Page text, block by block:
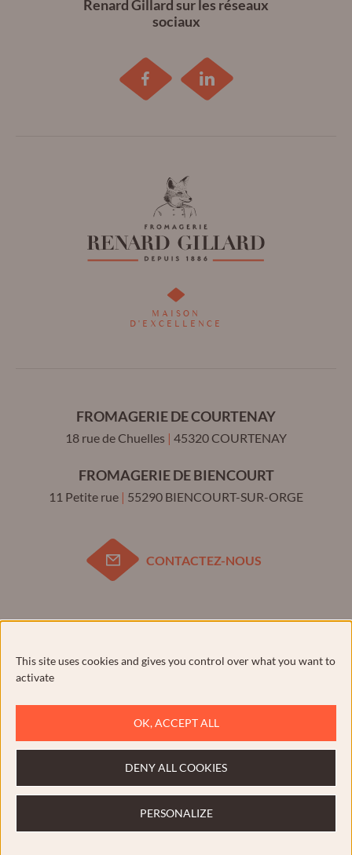
Renard Gillard sur les réseaux
sociaux
Retrouvez
Renard
Gillard
sur
Facebook
!
Retrouvez
!
MAISON
D'EXCELLENCE
FROMAGERIE DE COURTENAY
18 rue de Chuelles | 45320COURTENAY
FROMAGERIE DE BIENCOURT
11 Petite rue | 55290 BIENCOURT-SUR-ORGE
CONTACTEZ-NOUS
trop salé.www.mangerbouger.fr
Plan du site
Mentions légales
Confidentialité
This site uses cookies and gives you control over what you want to
activate
OK, ACCEPT ALL
DENY ALL COOKIES
PERSONALIZE